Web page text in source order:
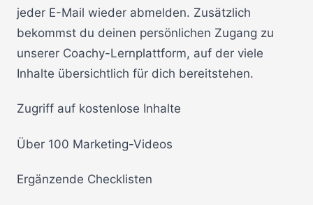
jeder E-Mail wieder abmelden. Zusätzlich
bekommst du deinen persönlichen Zugang zu
unserer Coachy-Lernplattform, auf der viele
Inhalte übersichtlich für dich bereitstehen.
Zugriff auf kostenlose Inhalte
Über 100 Marketing-Videos
Ergänzende Checklisten